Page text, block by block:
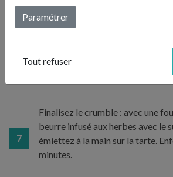
Préchauffez le four à 180°C.
Étalez la pâte dans un plat allant
gelée de lavande sur le fond et
7
Finalisez le crumble : avec une
beurre infusé aux herbes avec le
émiettez à la main sur la tarte.
minutes.
Paramétrer
Tout refuser